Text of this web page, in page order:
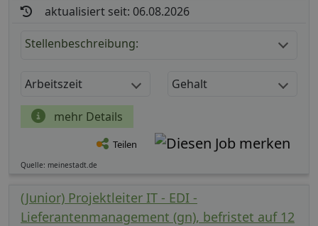
aktualisiert seit: 06.08.2026
Stellenbeschreibung:
Arbeitszeit Gehalt
mehr Details
Teilen
Quelle: meinestadt.de
(Junior) Projektleiter IT - EDI -
Lieferantenmanagement (gn), befristet auf 12